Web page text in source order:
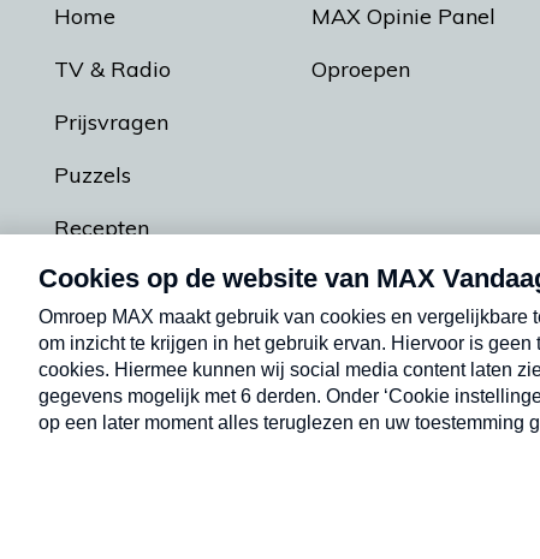
Home
TV & Radio
Prijsvragen
Puzzels
Recepten
Podcasts
MAX Opinie Panel
Oproepen